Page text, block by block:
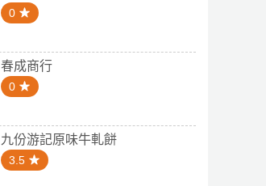
0
春成商行
0
九份游記原味牛軋餅
3.5